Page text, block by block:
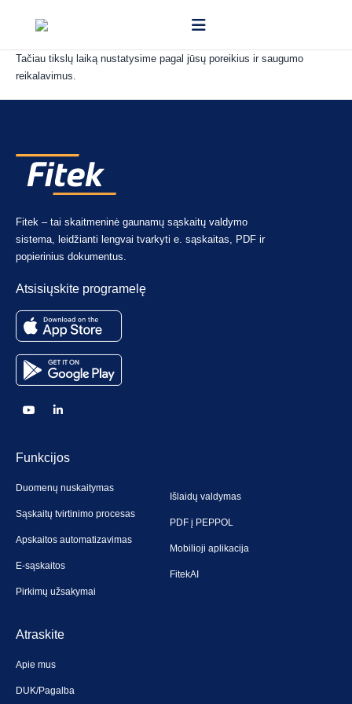
Teoriškai diegimas gali būti atliktas per vieną dieną – įskaitant įmonės
Tačiau tikslų laiką nustatysime pagal jūsų poreikius ir saugumo
reikalavimus.
Fitek – tai skaitmeninė gaunamų sąskaitų valdymo
sistema, leidžianti lengvai tvarkyti e. sąskaitas, PDF ir
popierinius dokumentus.
Atsisiųskite programelę
Funkcijos
Duomenų nuskaitymas
Sąskaitų tvirtinimo procesas
Apskaitos automatizavimas
E-sąskaitos
Pirkimų užsakymai
Išlaidų valdymas
PDF į PEPPOL
Mobilioji aplikacija
FitekAI
Atraskite
Apie mus
DUK/Pagalba